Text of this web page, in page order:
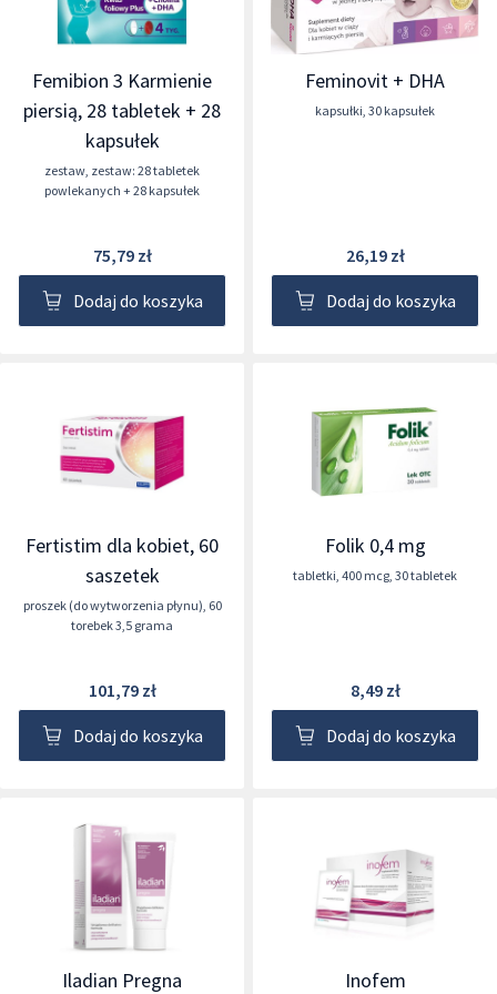
Femibion 3 Karmienie
piersią, 28 tabletek + 28
kapsułek
zestaw, zestaw: 28 tabletek
powlekanych + 28 kapsułek
75,79 zł
Dodaj do koszyka
Feminovit + DHA
kapsułki, 30 kapsułek
26,19 zł
Dodaj do koszyka
Fertistim dla kobiet, 60
saszetek
proszek (do wytworzenia płynu), 60
torebek 3,5 grama
101,79 zł
Dodaj do koszyka
Folik 0,4 mg
tabletki, 400 mcg, 30 tabletek
8,49 zł
Dodaj do koszyka
Iladian Pregna Inofem